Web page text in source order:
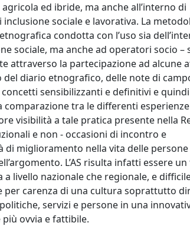
ed ibride, ma anche all’interno di
sociale e lavorativa. La
condotta con l’uso sia
sociale, ma anche ad operatori socio –
attraverso la partecipazione ad alcune
diario etnografico, delle note di
sensibilizzanti e definitivi e
comparazione tra le differenti
visibilità a tale pratica presente nella
e non - occasioni di incontro e
miglioramento nella vita delle persone
L’AS risulta infatti essere
livello nazionale che regionale, e
carenza di una cultura soprattutto
servizi e persone in una
più ovvia e fattibile.